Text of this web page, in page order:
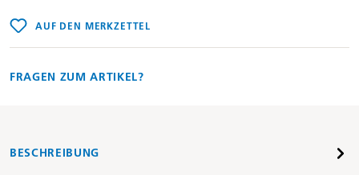
AUF DEN MERKZETTEL
FRAGEN ZUM ARTIKEL?
BESCHREIBUNG